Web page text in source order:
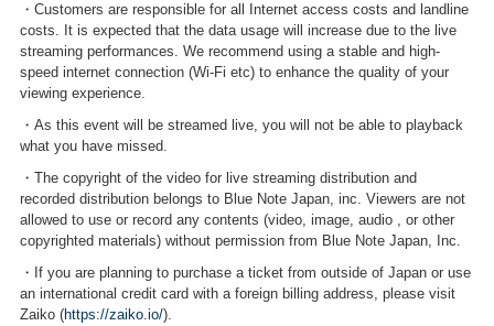
・Customers are responsible for all Internet access costs and landline
costs. It is expected that the data usage will increase due to the live
streaming performances. We recommend using a stable and high-
speed internet connection (Wi-Fi etc) to enhance the quality of your
viewing experience.
・As this event will be streamed live, you will not be able to playback
what you have missed.
・The copyright of the video for live streaming distribution and
recorded distribution belongs to Blue Note Japan, inc. Viewers are not
allowed to use or record any contents (video, image, audio , or other
copyrighted materials) without permission from Blue Note Japan, Inc.
・If you are planning to purchase a ticket from outside of Japan or use
an international credit card with a foreign billing address, please visit
Zaiko (https://zaiko.io/).